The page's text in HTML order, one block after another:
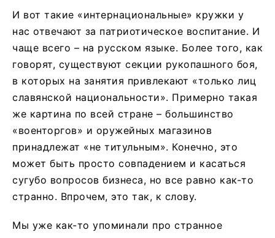
И вот такие «интернациональные» кружки у
нас отвечают за патриотическое воспитание. И
чаще всего – на русском языке. Более того, как
говорят, существуют секции рукопашного боя,
в которых на занятия привлекают «только лиц
славянской национальности». Примерно такая
же картина по всей стране – большинство
«военторгов» и оружейных магазинов
принадлежат «не титульным». Конечно, это
может быть просто совпадением и касаться
сугубо вопросов бизнеса, но все равно как-то
странно. Впрочем, это так, к слову.
Мы уже как-то упоминали про странное